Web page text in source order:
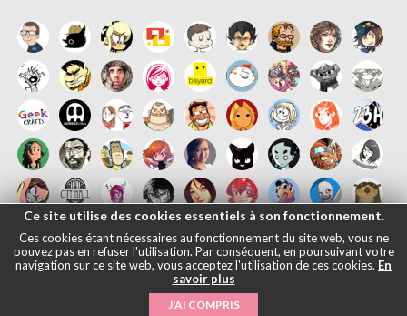
日本語|Mentions légales
2026
Ce site utilise des cookies essentiels à son fonctionnement.
Ces cookies étant nécessaires au fonctionnement du site web, vous ne
pouvez pas en refuser l'utilisation. Par conséquent, en poursuivant votre
navigation sur ce site web, vous acceptez l'utilisation de ces cookies. En
savoir plus
J'AI COMPRIS